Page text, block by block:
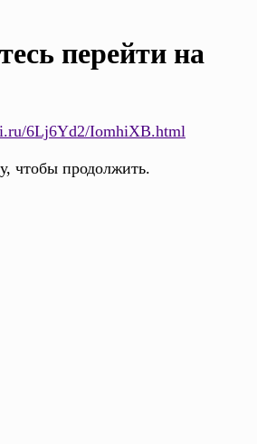
перейти на
6Lj6Yd2/IomhiXB.html
чтобы продолжить.